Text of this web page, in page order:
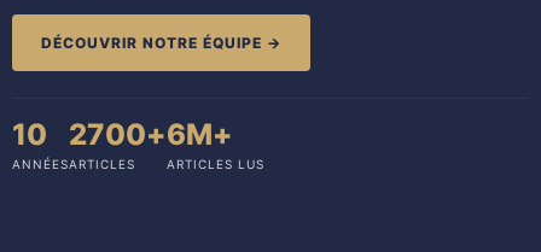
DÉCOUVRIR NOTRE ÉQUIPE →
10
ANNÉES
2700+
ARTICLES
6M+
ARTICLES LUS